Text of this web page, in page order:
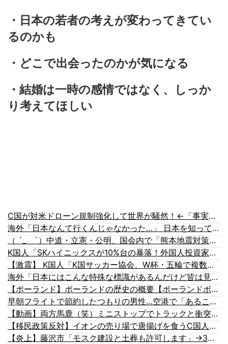
・日本の若者の考えが変わってきてい
るのかも
・どこで出会ったのかが気になる
・結婚は一時の感情ではなく、しっか
り考えてほしい
C国が対米ドローン規制強化して世界が騒然！←「事実上の禁輸措置か？」（海外の反応）
海外「日本なんて行くんじゃなかった…」 日本を知ってしまったディズニー信者、帰国後『本家』に失望する事態に
（ ´_ゝ`）中道・立憲・公明、国会内で「熊本地震対策本部会議」各省庁からヒアリング・現地から意見聴取「パーティション、人手、宿泊施設の不足や、外国人実習生の方々にも対応してほしい」今日の午後、政府に要望書を提出
K国人「SKハイニックスが10%台の暴落！外国人投資家と機関が売り越しを仕掛けコスピが4%を超える大幅な下落‥」
【激震】 K国人「K国サッカー協会、W杯・五輪で複数回の性接待を行い審判を買収していたことが発覚…（ブルブル」＝K国の反応
海外「日本にはこんな特殊な標識があるんだけど皆は見たことある？」→「何これめちゃくちゃ可愛いｗｗ」【海外の反応】
【ポーランド】ポーランドの歴史の概要【ポーランドボール】
早朝フライトで節約したつもりの男性…空港で「あること」に気づいてしまう
【動画】両方馬鹿（笑）ミニストップでトラックと衝突したドラレコが（ノ∇`）
【移民政策反対】イオンの売り場で唐揚げを食うC国人の子供
【炎上】藤沢市「モスク建設と土葬も許可します」→3万人の反対署名も却下